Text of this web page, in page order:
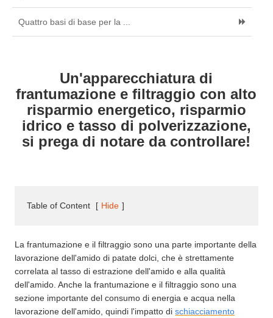
Quattro basi di base per la ...
Un'apparecchiatura di
frantumazione e filtraggio con alto
risparmio energetico, risparmio
idrico e tasso di polverizzazione,
si prega di notare da controllare!​
Table of Content [ Hide ]
La frantumazione e il filtraggio sono una parte importante della
lavorazione dell'amido di patate dolci, che è strettamente
correlata al tasso di estrazione dell'amido e alla qualità
dell'amido. Anche la frantumazione e il filtraggio sono una
sezione importante del consumo di energia e acqua nella
lavorazione dell'amido, quindi l'impatto dischiacciamento